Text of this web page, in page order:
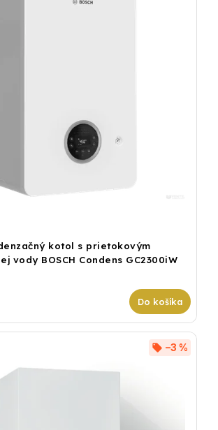
kotol s prietokovým
vody BOSCH Condens GC2300iW
Do košíka
–3 %